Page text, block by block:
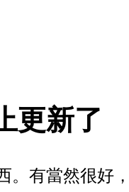
更新了
。有當然很好